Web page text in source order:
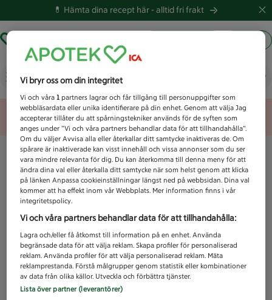
💊 Hämta dina recept här -alltid fri frakt
Vad letar du efter idag?
Unknown error
Vi bryr oss om din integritet
Vi och våra1 partners lagrar och får tillgång till personuppgifter som
webbläsardata eller unika identifierare på din enhet. Genom att välja Jag
accepterar tillåter du att spårningstekniker används för de syften som
anges under ”Vi och våra partners behandlar data för att tillhandahålla”.
Om du väljer Avvisa alla eller återkallar ditt samtycke inaktiveras de. Om
spårare är inaktiverade kan visst innehåll och vissa annonser som du ser
vara mindre relevanta för dig. Du kan återkomma till denna meny för att
ändra dina val eller återkalla ditt samtycke när som helst genom att klicka
på länken Anpassa cookieinställningar längst ned på webbsidan. Dina val
kommer att ha effekt inom vår Webbplats. Mer information finns i vår
integritetspolicy.
Vi och våra partners behandlar data för att tillhandahålla:
Lagra och/eller få åtkomst till information på en enhet. Använda
begränsade data för att välja reklam. Skapa profiler för personaliserad
reklam. Använda profiler för att välja personaliserad reklam. Mäta
reklamprestanda. Förstå målgrupper genom statistik eller kombinationer
av data från olika källor. Utveckla och förbättra tjänster.
Lista över partner (leverantörer)